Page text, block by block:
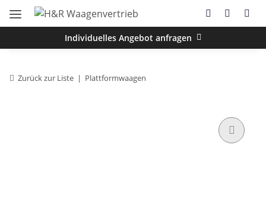
Individuelles Angebot anfragen
Zurück zur Liste Plattformwaagen